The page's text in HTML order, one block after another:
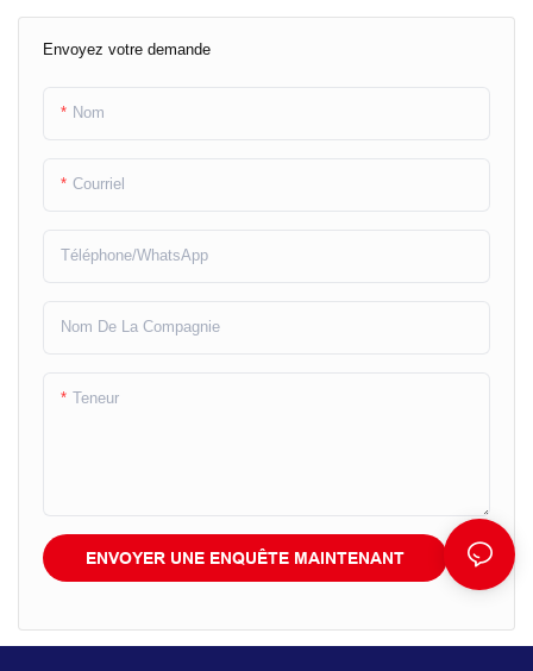
Envoyez votre demande
Nom
Courriel
Téléphone/WhatsApp
Nom De La Compagnie
Teneur
ENVOYER UNE ENQUÊTE MAINTENANT